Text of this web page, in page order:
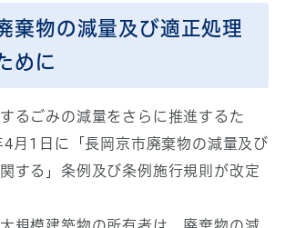
棄物の減量及び適正処理
めに
るごみの減量をさらに推進するた
月1日に「長岡京市廃棄物の減量及び
する」条例及び条例施行規則が改定